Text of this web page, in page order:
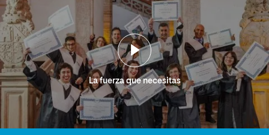
La fuerza que necesitas